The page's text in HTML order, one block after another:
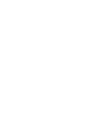
und verbessert.